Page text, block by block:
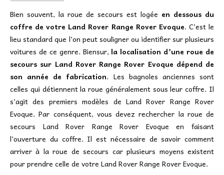
Bien souvent, la roue de secours est logée en dessous du
coffre de votre Land Rover Range Rover Evoque. C’est le
lieu standard que l’on peut souligner ou identifier sur plusieurs
voitures de ce genre. Biensur, la localisation d’une roue de
secours sur Land Rover Range Rover Evoque dépend de
son année de fabrication. Les bagnoles anciennes sont
celles qui détiennent la roue généralement sous leur coffre. Il
s’agit des premiers modèles de Land Rover Range Rover
Evoque. Par conséquent, vous devez rechercher la roue de
secours Land Rover Range Rover Evoque en faisant
l’ouverture du coffre. Il est nécessaire de savoir comment
arriver à la roue de secours car plusieurs moyens existent
pour prendre celle de votre Land Rover Range Rover Evoque.